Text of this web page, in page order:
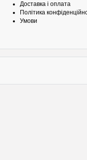
Доставка і оплата
Політика
Умови